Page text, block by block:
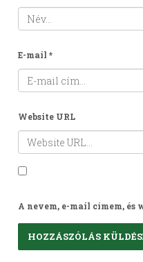
E-mail *
Website URL
A nevem, e-mail címem, és